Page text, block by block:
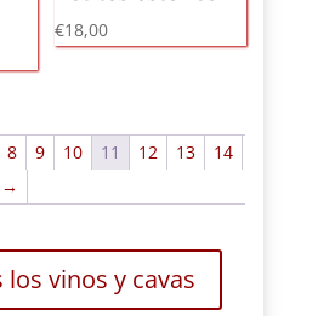
€18,00
8 9 10 11 12 13
14
→
los vinos y cavas